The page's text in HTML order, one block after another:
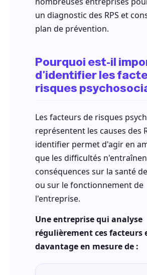
un diagnostic des RPS et
plan de prévention.
Pourquoi est-il
d'identifier les
risques
Les facteurs de risques
représentent les causes des
identifier permet d'agir en
que les difficultés
conséquences sur la santé
ou sur le fonctionnement de
l'entreprise.
Une entreprise qui analyse
régulièrement ces facteurs
davantage en mesure de :